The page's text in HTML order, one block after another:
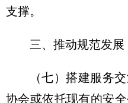
支撑。
三、推动规范发展
（七）搭建服务
协会或依托现有的安